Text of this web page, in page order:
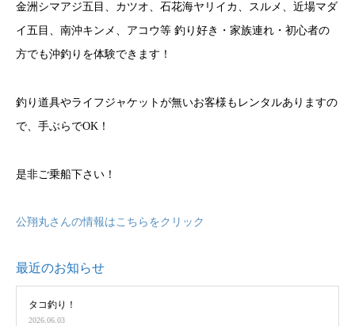
金洲シマアジ五目、カツオ、石花海ヤリイカ、スルメ、近場マダ
イ五目、南沖キンメ、アコウ等 釣り好き・家族連れ・初心者の
方でも沖釣りを体験できます！
釣り道具やライフジャケットが無いお客様もレンタルありますの
で、手ぶらでOK！
是非ご乗船下さい！
公翔丸さんの情報はこちらをクリック
最近のお知らせ
タコ釣り！
2026.06.03